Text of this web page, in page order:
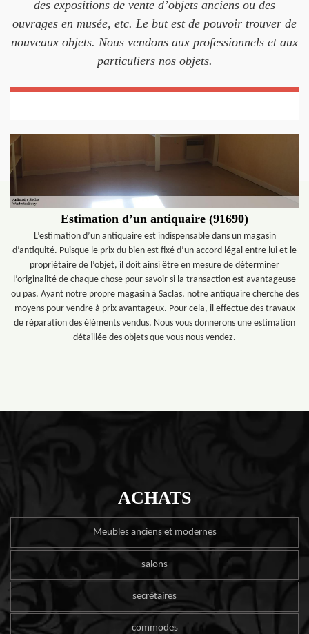
des expositions de vente d’objets anciens ou des
ouvrages en musée, etc. Le but est de pouvoir trouver de
nouveaux objets. Nous vendons aux professionnels et aux
particuliers nos objets.
Estimation d’un antiquaire (91690)
L’estimation d’un antiquaire est indispensable dans un magasin
d’antiquité. Puisque le prix du bien est fixé d’un accord légal entre lui et le
propriétaire de l’objet, il doit ainsi être en mesure de déterminer
l’originalité de chaque chose pour savoir si la transaction est avantageuse
ou pas. Ayant notre propre magasin à Saclas, notre antiquaire cherche des
moyens pour vendre à prix avantageux. Pour cela, il effectue des travaux
de réparation des éléments vendus. Nous vous donnerons une estimation
détaillée des objets que vous nous vendez.
ACHATS
Meubles anciens et modernes
salons
secrétaires
commodes